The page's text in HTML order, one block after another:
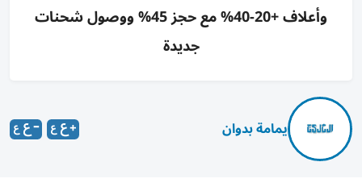
وأعلاف +20-40% مع حجز 45% ووصول شحنات
جديدة
يمامة بدوان